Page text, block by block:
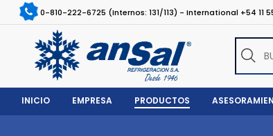
0-810-222-6725 (Internos: 131/113) - International +54 11
INICIO EMPRESA PRODUCTOS